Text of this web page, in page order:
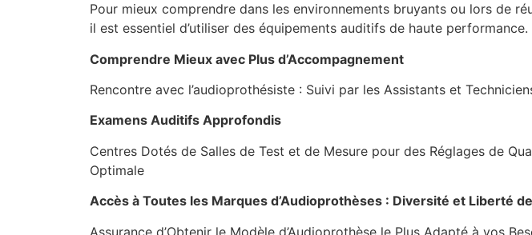
Pour mieux comprendre dans les environnements bruyants ou lors de
il est essentiel d’utiliser des équipements auditifs de haute performance.
Comprendre Mieux avec Plus d’Accompagnement
Rencontre avec l’audioprothésiste : Suivi par les Assistants et
Examens Auditifs Approfondis
Centres Dotés de Salles de Test et de Mesure pour des Réglages de
Optimale
Accès à Toutes les Marques d’Audioprothèses : Diversité et Liberté
Assurance d’Obtenir le Modèle d’Audioprothèse le Plus Adapté à vos